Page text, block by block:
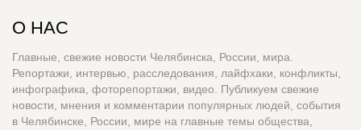
О НАС
Главные, свежие новости Челябинска, России, мира.
Репортажи, интервью, расследования, лайфхаки, конфликты,
инфографика, фоторепортажи, видео. Публикуем свежие
новости, мнения и комментарии популярных людей, события
в Челябинске, России, мире на главные темы общества,